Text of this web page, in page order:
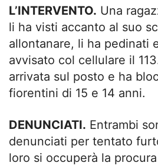
L’INTERVENTO. Una
li ha visti accanto al suo
allontanare, li ha pedinati
avvisato col cellulare il
arrivata sul posto e ha
fiorentini di 15 e 14 anni.
DENUNCIATI. Entrambi
denunciati per tentato
loro si occuperà la